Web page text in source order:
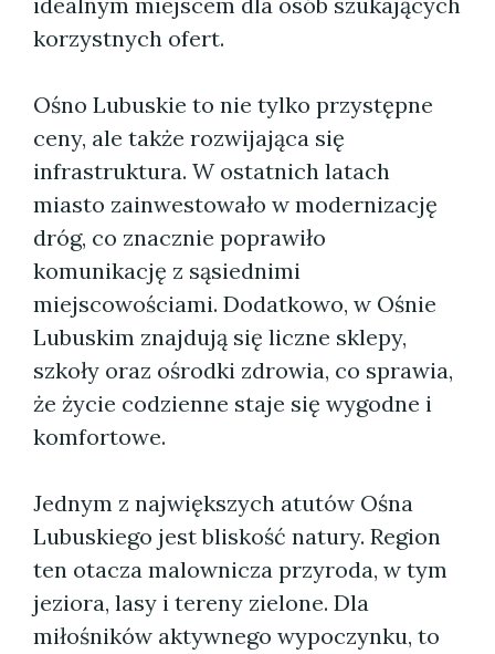
korzystnych ofert.
Ośno Lubuskie to nie tylko przystępne
ceny, ale także rozwijająca się
infrastruktura. W ostatnich latach
miasto zainwestowało w modernizację
dróg, co znacznie poprawiło
komunikację z sąsiednimi
miejscowościami. Dodatkowo, w Ośnie
Lubuskim znajdują się liczne sklepy,
szkoły oraz ośrodki zdrowia, co sprawia,
że życie codzienne staje się wygodne i
komfortowe.
Jednym z największych atutów Ośna
Lubuskiego jest bliskość natury. Region
ten otacza malownicza przyroda, w tym
jeziora, lasy i tereny zielone. Dla
miłośników aktywnego wypoczynku, to